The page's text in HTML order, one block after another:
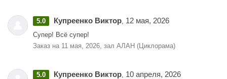
5.0 Купреенко Виктор 12 мая, 2026
Супер! Всё супер!
Заказ на 11 мая, 2026, зал АЛАН (Циклорама)
5.0 Купреенко Виктор 10 апреля, 2026